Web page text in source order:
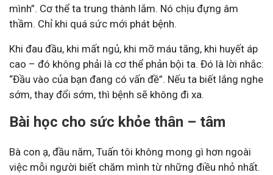
mình”. Cơ thể ta trung thành lắm. Nó chịu đựng âm
thầm. Chỉ khi quá sức mới phát bệnh.
Khi đau đầu, khi mất ngủ, khi mỡ máu tăng, khi huyết áp
cao – đó không phải là cơ thể phản bội ta. Đó là lời nhắc:
“Đầu vào của bạn đang có vấn đề”. Nếu ta biết lắng nghe
sớm, thay đổi sớm, thì bệnh sẽ không đi xa.
Bài học cho sức khỏe thân – tâm
Bà con ạ, đầu năm, Tuấn tôi không mong gì hơn ngoài
việc mỗi người biết chăm mình từ những điều nhỏ nhất.